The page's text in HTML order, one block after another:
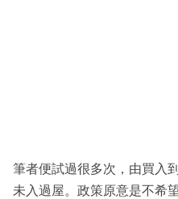
筆者便試過很多次，由買入
未入過屋。政策原意是不希